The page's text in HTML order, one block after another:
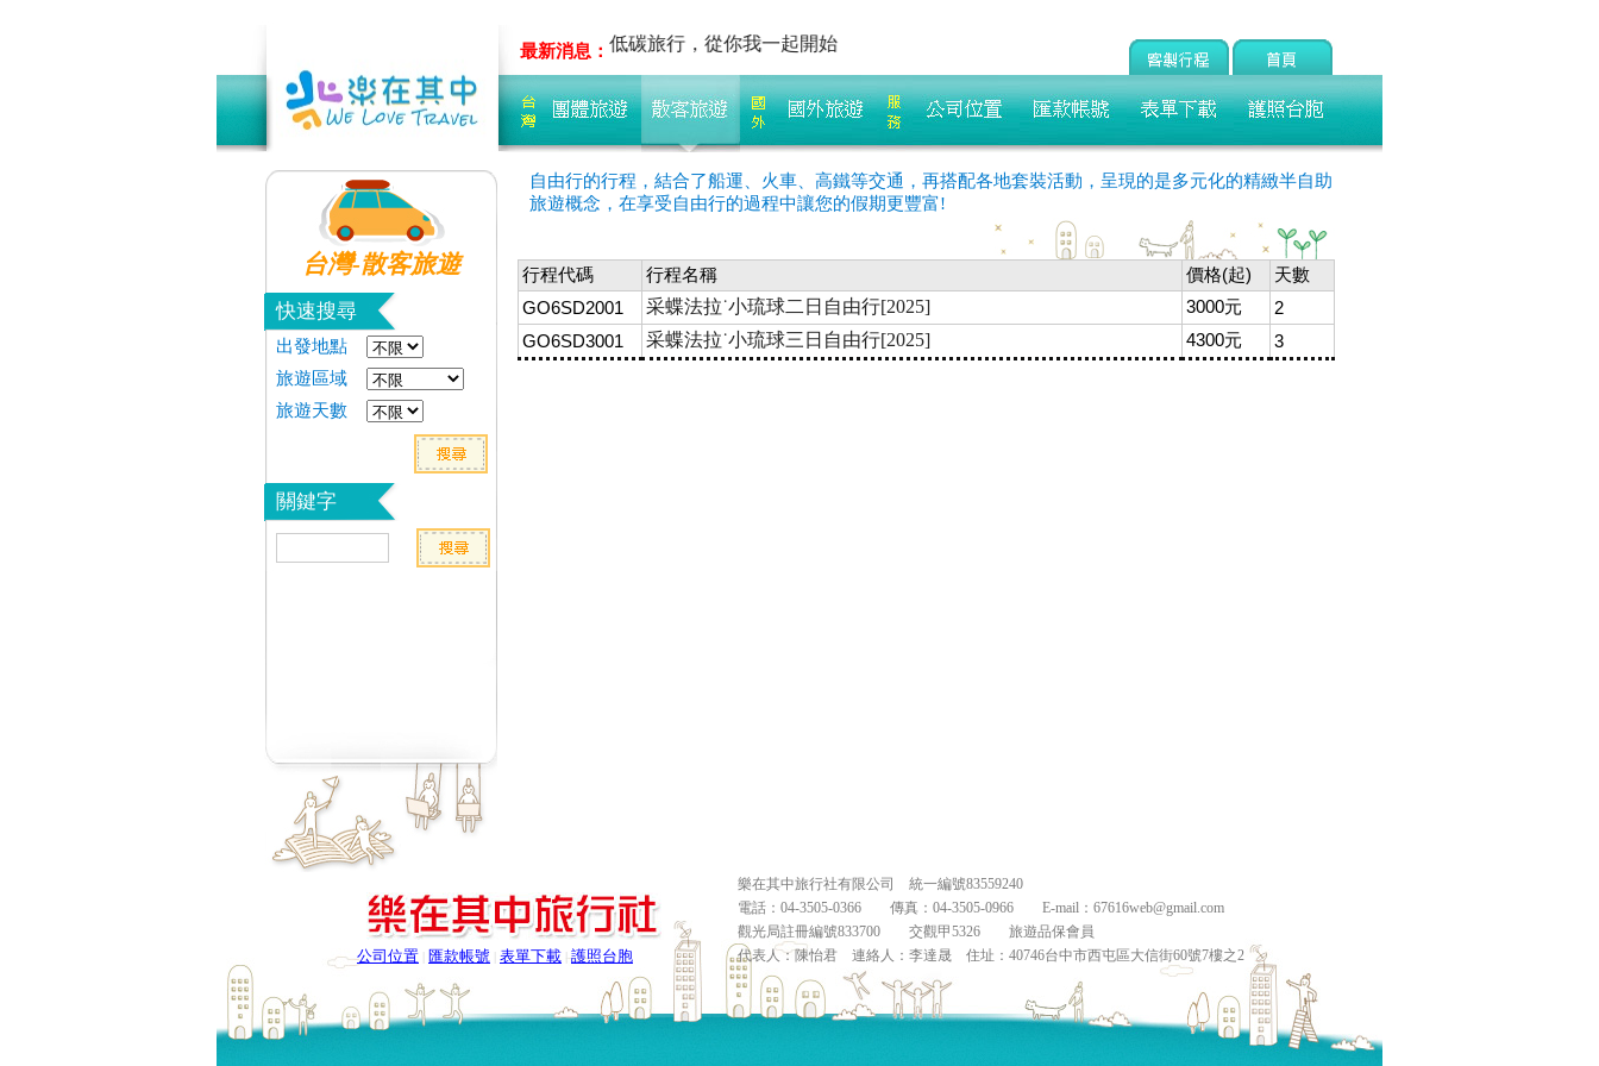
最新消息：
量身&客製旅遊~先聊聊吧!! 低碳旅行，從你我一起開始
台灣-散客旅遊
快速搜尋
出發地點
旅遊區域
旅遊天數
關鍵字
自由行的行程，結合了船運、火車、高鐵等交通，再搭配各地套裝活動，呈現的是多元化的精緻半自助
旅遊概念，在享受自由行的過程中讓您的假期更豐富!
行程代碼 行程名稱 價格(起)
天數
GO6SD2001
采蝶法拉˙小琉球二日自由行[2025] 3000元
2
GO6SD3001
采蝶法拉˙小琉球三日自由行[2025] 4300元 3
公司位置 匯款帳號 表單下載 |護照台胞
樂在其中旅行社有限公司 統一編號83559240
電話：04-3505-0366 傳真：04-3505-0966 E-mail：67616web@gmail.com
觀光局註冊編號833700 交觀甲5326 旅遊品保會員
代表人：陳怡君 連絡人：李達晟 住址：40746台中市西屯區大信街60號7樓之2